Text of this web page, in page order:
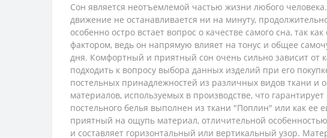
Сон является неотъемлемой частью жизни любого
движение не останавливается ни на минуту,
особенно остро встает вопрос о качестве самого сна, так
фактором, ведь он напрямую влияет на тонус и общее
дня. Комфортный и приятный сон очень сильно зависит от
подходить к вопросу выбора данных изделий при его
постельных принадлежностей из различных видов ткани
материалов, используемых в производстве, что
постельного белья выполнен из ткани "Поплин" или как
приятный на ощупь материал, отличительной особенностью
и составляет горизонтальный или вертикальный узор.